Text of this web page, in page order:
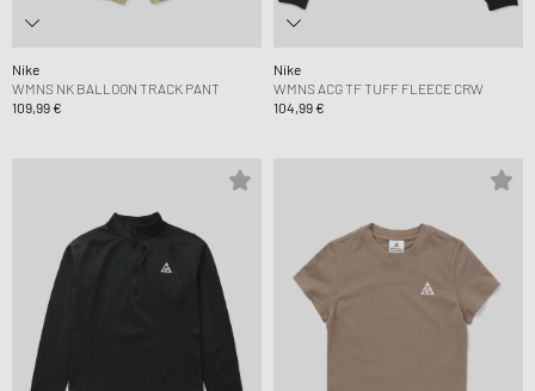
Nike
WMNS NK BALLOON TRACK PANT
109,99 €
Nike
WMNS ACG TF TUFF FLEECE CRW
104,99 €